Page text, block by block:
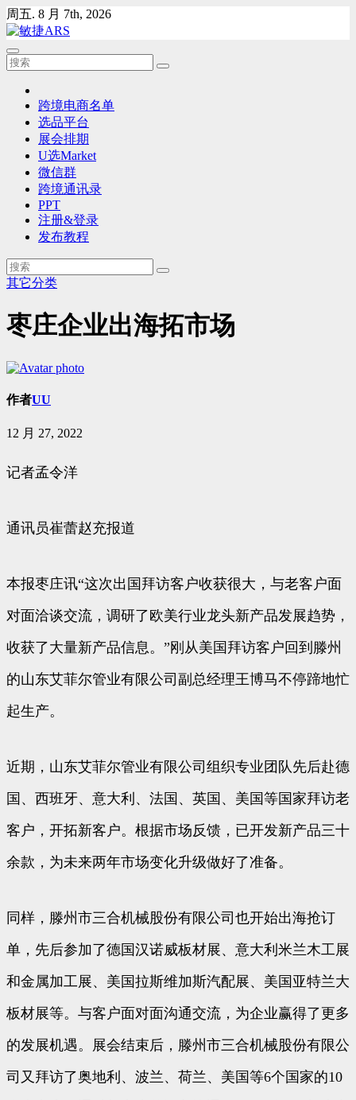
Skip
to
content
周五. 8 月 7th, 2026
跨境电商名单
选品平台
展会排期
U选Market
微信群
跨境通讯录
PPT
注册&登录
发布教程
其它分类
枣庄企业出海拓市场
作者UU
12 月 27, 2022
记者孟令洋
通讯员崔蕾赵充报道
本报枣庄讯“这次出国拜访客户收获很大，与老客户面
对面洽谈交流，调研了欧美行业龙头新产品发展趋势，
收获了大量新产品信息。”刚从美国拜访客户回到滕州
的山东艾菲尔管业有限公司副总经理王博马不停蹄地忙
起生产。
近期，山东艾菲尔管业有限公司组织专业团队先后赴德
国、西班牙、意大利、法国、英国、美国等国家拜访老
客户，开拓新客户。根据市场反馈，已开发新产品三十
余款，为未来两年市场变化升级做好了准备。
同样，滕州市三合机械股份有限公司也开始出海抢订
单，先后参加了德国汉诺威板材展、意大利米兰木工展
和金属加工展、美国拉斯维加斯汽配展、美国亚特兰大
板材展等。与客户面对面沟通交流，为企业赢得了更多
的发展机遇。展会结束后，滕州市三合机械股份有限公
司又拜访了奥地利、波兰、荷兰、美国等6个国家的10